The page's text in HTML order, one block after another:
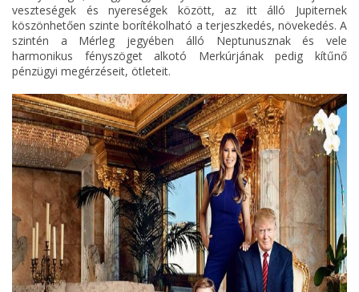
veszteségek és nyereségek között, az itt álló Jupiternek
köszönhetően szinte borítékolható a terjeszkedés, növekedés. A
szintén a Mérleg jegyében álló Neptunusznak és vele
harmonikus fényszöget alkotó Merkúrjának pedig kítűnő
pénzügyi megérzéseit, ötleteit.